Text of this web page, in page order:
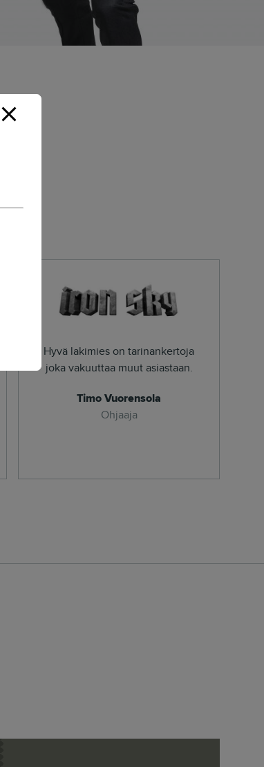
Hyvä lakimies on tarinankertoja
joka vakuuttaa muut asiastaan.
Timo Vuorensola
Ohjaaja